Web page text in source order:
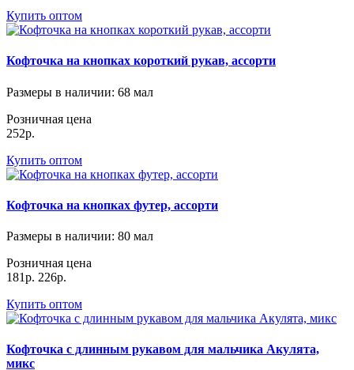
Купить оптом
Кофточка на кнопках короткий рукав, ассорти
Размеры в наличии: 68 мал
Розничная цена
252р.
Купить оптом
Кофточка на кнопках футер, ассорти
Размеры в наличии: 80 мал
Розничная цена
181р. 226р.
Купить оптом
Кофточка с длинным рукавом для мальчика Акулята,
микс